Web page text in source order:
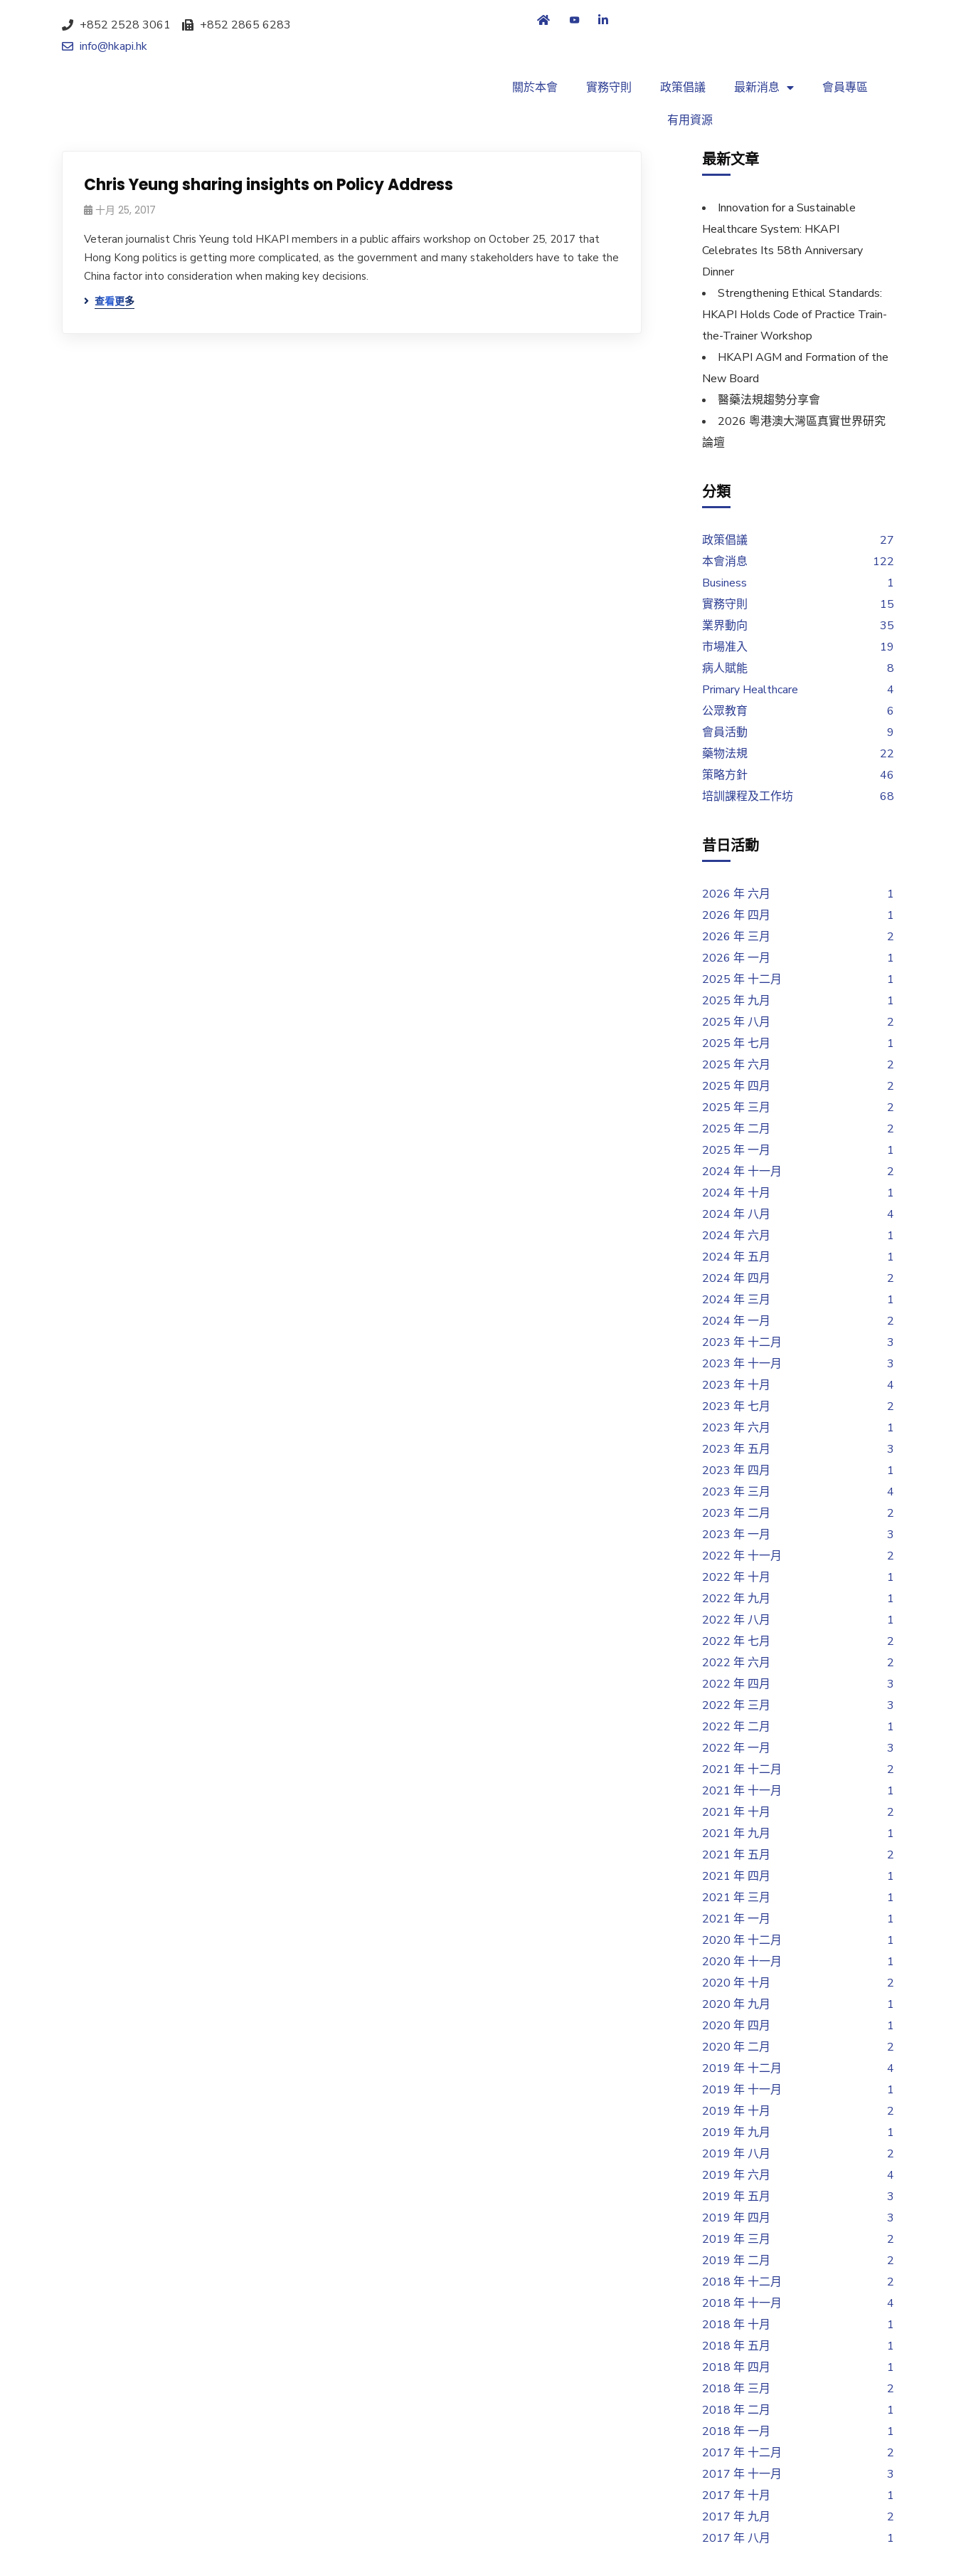
+852 2528 3061
+852 2865 6283
info@hkapi.hk
關於本會 實務守則 政策倡議 最新消息 會員專區
有用資源
Chris Yeung sharing insights on Policy Address
十月 25, 2017
Veteran journalist Chris Yeung told HKAPI members in a public affairs workshop on October 25, 2017 that
Hong Kong politics is getting more complicated, as the government and many stakeholders have to take the
China factor into consideration when making key decisions.
查看更多
最新文章
Innovation for a Sustainable
Healthcare System: HKAPI
Celebrates Its 58th Anniversary
Dinner
Strengthening Ethical Standards:
HKAPI Holds Code of Practice Train-
the-Trainer Workshop
HKAPI AGM and Formation of the
New Board
醫藥法規趨勢分享會
2026 粵港澳大灣區真實世界研究
論壇
分類
政策倡議
27
本會消息
122
Business
1
實務守則
15
業界動向
35
市場准入
19
病人賦能
8
Primary Healthcare
4
公眾教育
6
會員活動
9
藥物法規
22
策略方針
46
培訓課程及工作坊
68
昔日活動
2026 年 六月
1
2026 年 四月
1
2026 年 三月
2
2026 年 一月
1
2025 年 十二月
1
2025 年 九月
1
2025 年 八月
2
2025 年 七月
1
2025 年 六月
2
2025 年 四月
2
2025 年 三月
2
2025 年 二月
2
2025 年 一月
1
2024 年 十一月
2
2024 年 十月
1
2024 年 八月
4
2024 年 六月
1
2024 年 五月
1
2024 年 四月
2
2024 年 三月
1
2024 年 一月
2
2023 年 十二月
3
2023 年 十一月
3
2023 年 十月
4
2023 年 七月
2
2023 年 六月
1
2023 年 五月
3
2023 年 四月
1
2023 年 三月
4
2023 年 二月
2
2023 年 一月
3
2022 年 十一月
2
2022 年 十月
1
2022 年 九月
1
2022 年 八月
1
2022 年 七月
2
2022 年 六月
2
2022 年 四月
3
2022 年 三月
3
2022 年 二月
1
2022 年 一月
3
2021 年 十二月
2
2021 年 十一月
1
2021 年 十月
2
2021 年 九月
1
2021 年 五月
2
2021 年 四月
1
2021 年 三月
1
2021 年 一月
1
2020 年 十二月
1
2020 年 十一月
1
2020 年 十月
2
2020 年 九月
1
2020 年 四月
1
2020 年 二月
2
2019 年 十二月
4
2019 年 十一月
1
2019 年 十月
2
2019 年 九月
1
2019 年 八月
2
2019 年 六月
4
2019 年 五月
3
2019 年 四月
3
2019 年 三月
2
2019 年 二月
2
2018 年 十二月
2
2018 年 十一月
4
2018 年 十月
1
2018 年 五月
1
2018 年 四月
1
2018 年 三月
2
2018 年 二月
1
2018 年 一月
1
2017 年 十二月
2
2017 年 十一月
3
2017 年 十月
1
2017 年 九月
2
2017 年 八月
1